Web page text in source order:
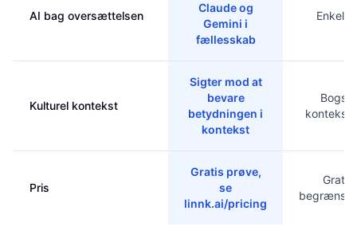
AI bag oversættelsen
Claude og
Gemini i
fællesskab
Enkelt
Kulturel kontekst
Sigter mod at
bevare
betydningen i
kontekst
kontekst
Pris
Gratis prøve,
se
linnk.ai/pricing